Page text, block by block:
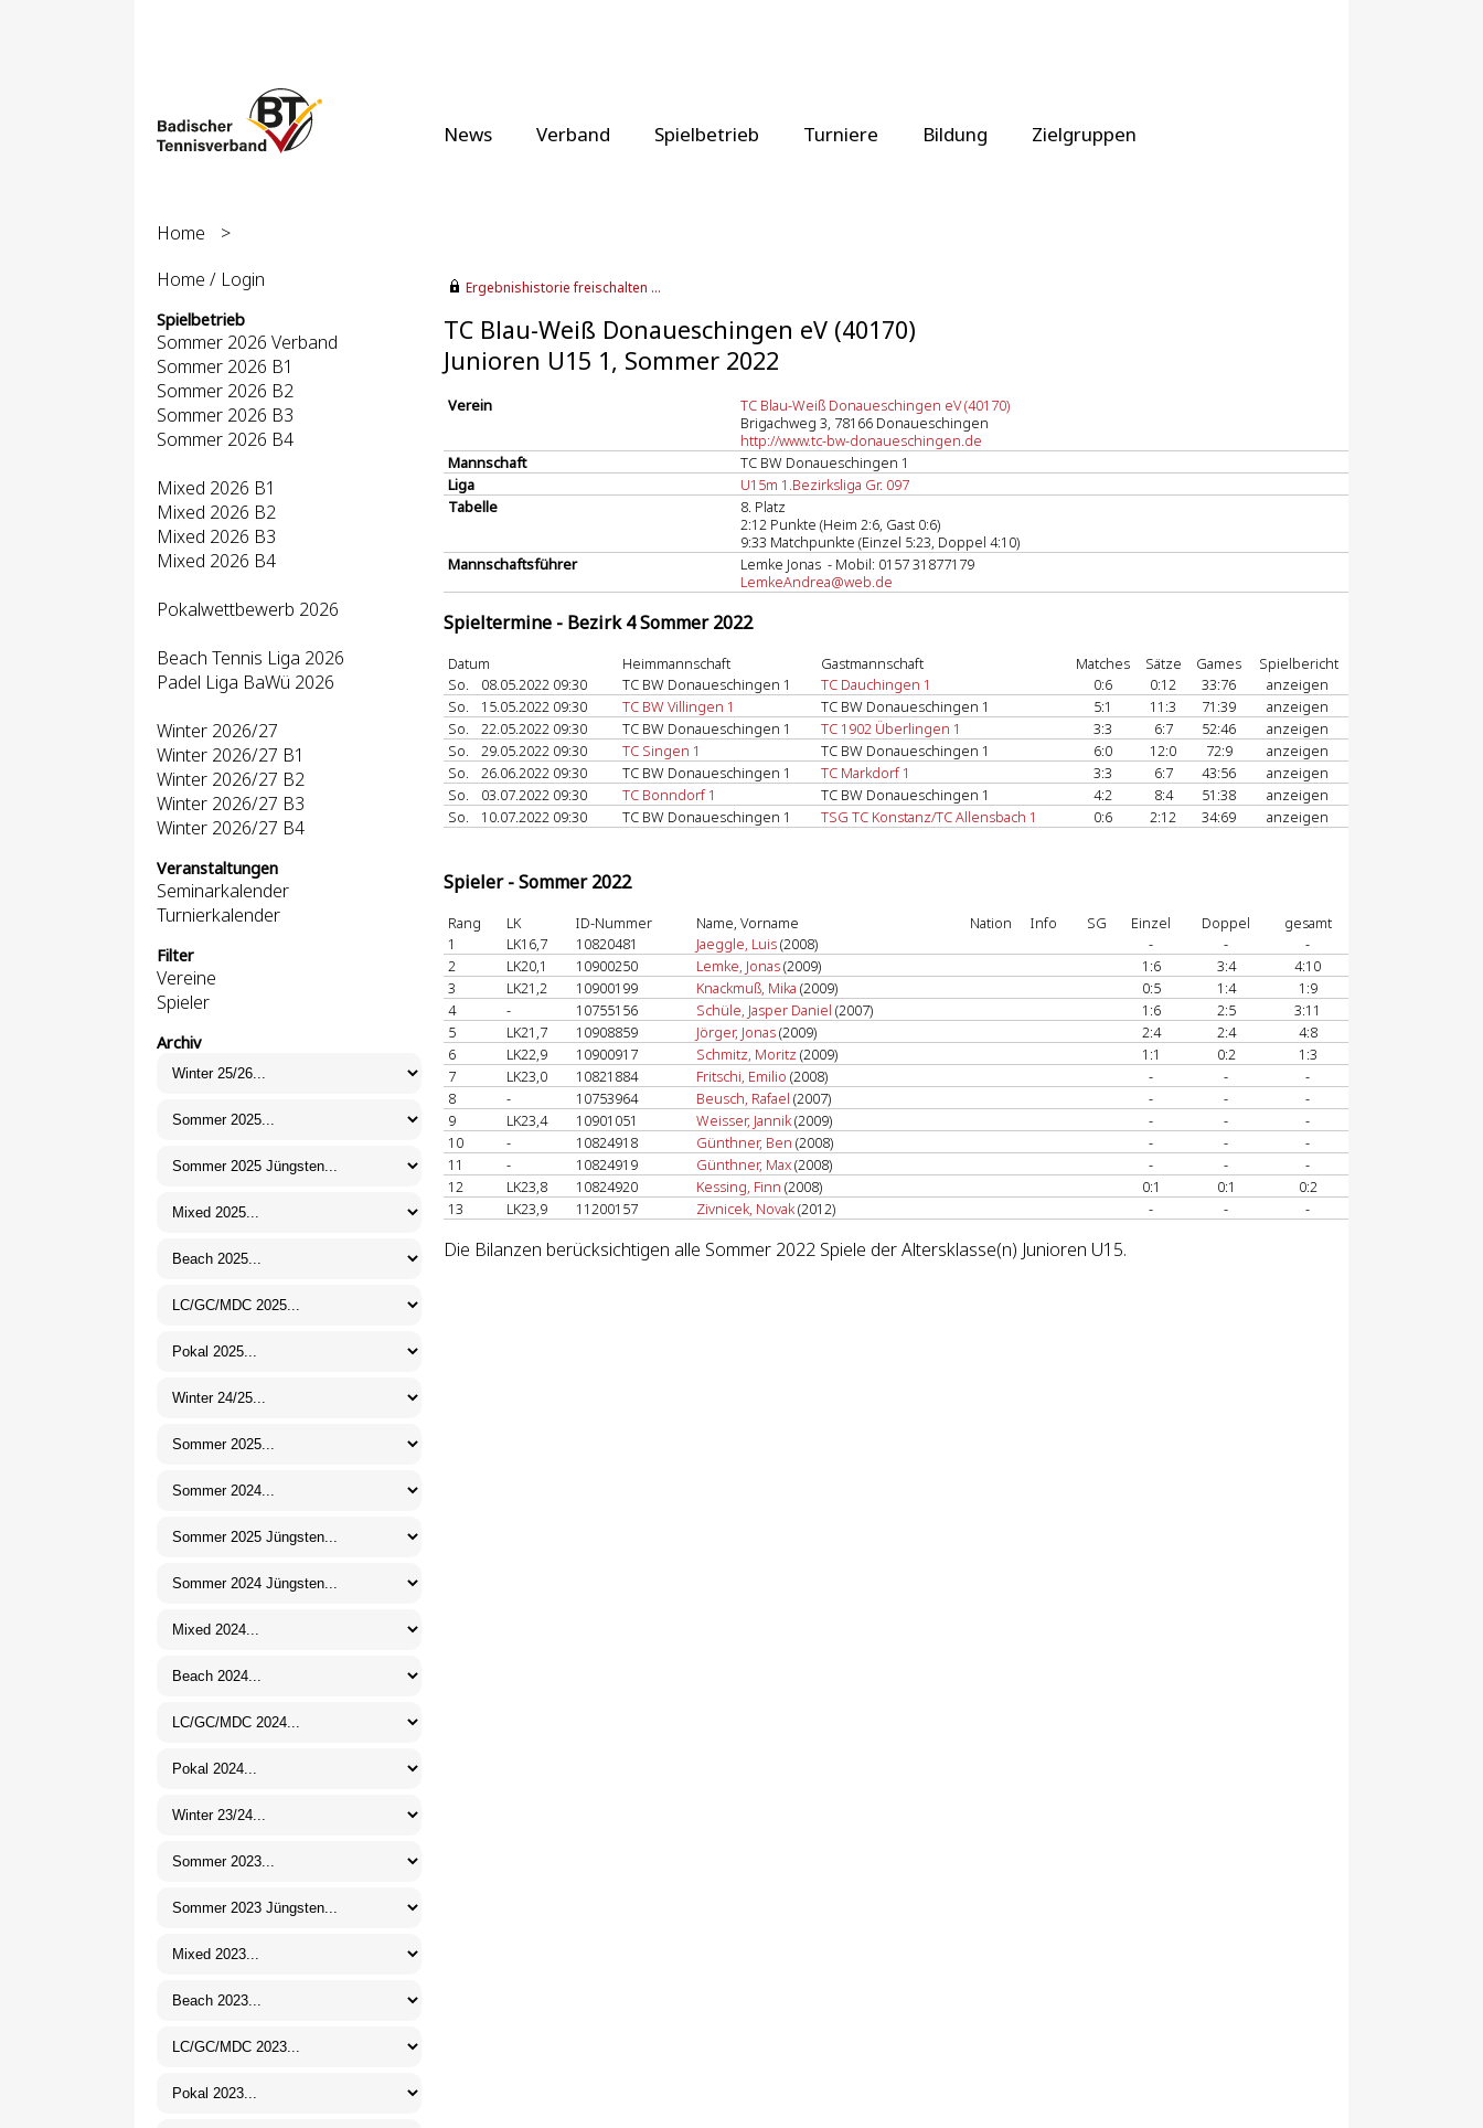
News Verband Spielbetrieb Turniere Bildung Zielgruppen
Home
>
Home / Login
Spielbetrieb
Sommer 2026 Verband
Sommer 2026 B1
Sommer 2026 B2
Sommer 2026 B3
Sommer 2026 B4
Mixed 2026 B1
Mixed 2026 B2
Mixed 2026 B3
Mixed 2026 B4
Pokalwettbewerb 2026
Beach Tennis Liga 2026
Padel Liga BaWü 2026
Winter 2026/27
Winter 2026/27 B1
Winter 2026/27 B2
Winter 2026/27 B3
Winter 2026/27 B4
Veranstaltungen
Seminarkalender
Turnierkalender
Filter
Vereine
Spieler
Archiv
Ergebnishistorie freischalten ...
TC Blau-Weiß Donaueschingen eV (40170)
Junioren U15 1, Sommer 2022
Verein
TC Blau-Weiß Donaueschingen eV (40170)
Brigachweg 3, 78166 Donaueschingen
http://www.tc-bw-donaueschingen.de
Mannschaft
TC BW Donaueschingen 1
Liga
U15m 1.Bezirksliga Gr. 097
Tabelle
8. Platz
2:12 Punkte (Heim 2:6, Gast 0:6)
9:33 Matchpunkte (Einzel 5:23, Doppel 4:10)
Mannschaftsführer
Lemke Jonas - Mobil: 0157 31877179
LemkeAndrea@web.de
Spieltermine - Bezirk 4 Sommer 2022
Datum Heimmannschaft Gastmannschaft Matches Sätze Games
Spielbericht
So.
08.05.2022 09:30 TC BW Donaueschingen 1 TC Dauchingen 1 0:6 0:12 33:76
anzeigen
So.
15.05.2022 09:30 TC BW Villingen 1 TC BW Donaueschingen 1 5:1 11:3 71:39
anzeigen
So.
22.05.2022 09:30 TC BW Donaueschingen 1 TC 1902 Überlingen 1 3:3 6:7 52:46
anzeigen
So.
29.05.2022 09:30 TC Singen 1 TC BW Donaueschingen 1 6:0 12:0 72:9
anzeigen
So.
26.06.2022 09:30 TC BW Donaueschingen 1 TC Markdorf 1 3:3 6:7 43:56
anzeigen
So.
03.07.2022 09:30 TC Bonndorf 1 TC BW Donaueschingen 1 4:2 8:4 51:38
anzeigen
So.
10.07.2022 09:30 TC BW Donaueschingen 1 TSG TC Konstanz/TC Allensbach 1 0:6 2:12 34:69 anzeigen
Spieler - Sommer 2022
Rang LK ID-Nummer Name, Vorname Nation Info SG Einzel Doppel
gesamt
1
LK16,7 10820481 Jaeggle, Luis(2008) - -
-
2
LK20,1 10900250 Lemke, Jonas(2009) 1:6 3:4
4:10
3
LK21,2 10900199 Knackmuß, Mika (2009) 0:5 1:4
1:9
4
- 10755156 Schüle, Jasper Daniel (2007) 1:6 2:5
3:11
5
LK21,7 10908859 Jörger, Jonas(2009) 2:4 2:4
4:8
6
LK22,9 10900917 Schmitz, Moritz (2009) 1:1 0:2
1:3
7
LK23,0 10821884 Fritschi, Emilio (2008) - -
-
8
- 10753964 Beusch, Rafael (2007) - -
-
9
LK23,4 10901051 Weisser, Jannik(2009) - -
-
10
- 10824918 Günthner, Ben (2008) - -
-
11
- 10824919 Günthner, Max(2008) - -
-
12
LK23,8 10824920 Kessing, Finn (2008) 0:1 0:1
0:2
13
LK23,9 11200157 Zivnicek, Novak(2012) - - -
Die Bilanzen berücksichtigen alle Sommer 2022 Spiele der Altersklasse(n) Junioren U15.